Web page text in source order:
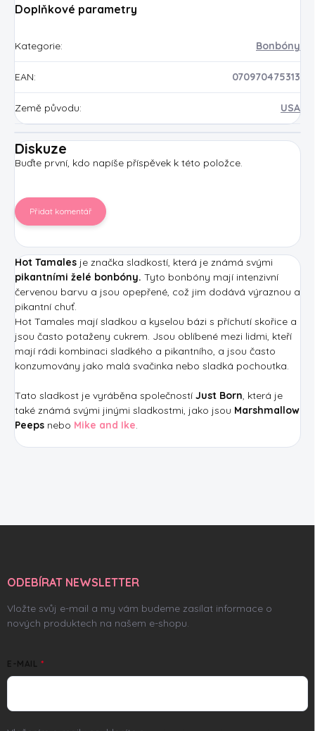
Doplňkové parametry
Kategorie: Bonbóny
EAN: 070970475313
Země původu: USA
Diskuze
Buďte první, kdo napíše příspěvek k této položce.
Přidat komentář
Hot Tamales je značka sladkostí, která je známá svými
pikantními želé bonbóny. Tyto bonbóny mají intenzivní
červenou barvu a jsou opepřené, což jim dodává výraznou a
pikantní chuť.
Hot Tamales mají sladkou a kyselou bázi s příchutí skořice a
jsou často potaženy cukrem. Jsou oblíbené mezi lidmi, kteří
mají rádi kombinaci sladkého a pikantního, a jsou často
konzumovány jako malá svačinka nebo sladká pochoutka.
Tato sladkost je vyráběna společností Just Born, která je
také známá svými jinými sladkostmi, jako jsou Marshmallow
Peeps nebo Mike and Ike.
aODEBÍRAT NEWSLETTER
Vložte svůj e-mail a my vám budeme zasílat informace o
nových produktech na našem e-shopu.
E-MAIL